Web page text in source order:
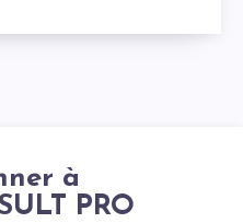
à
PRO